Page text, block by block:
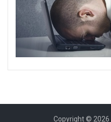
Copyright © 2026